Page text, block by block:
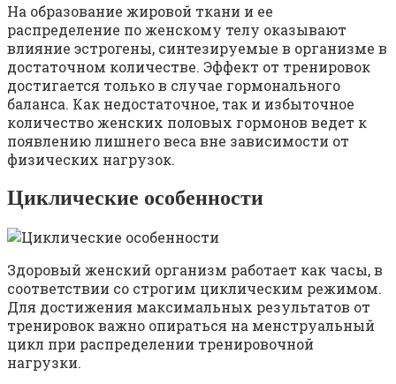
На образование жировой ткани и ее
распределение по женскому телу оказывают
влияние эстрогены, синтезируемые в организме в
достаточном количестве. Эффект от тренировок
достигается только в случае гормонального
баланса. Как недостаточное, так и избыточное
количество женских половых гормонов ведет к
появлению лишнего веса вне зависимости от
физических нагрузок.
Циклические особенности
Здоровый женский организм работает как часы, в
соответствии со строгим циклическим режимом.
Для достижения максимальных результатов от
тренировок важно опираться на менструальный
цикл при распределении тренировочной
нагрузки.